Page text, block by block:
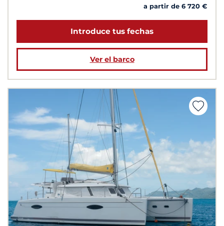
a partir de 6 720 €
Introduce tus fechas
Ver el barco